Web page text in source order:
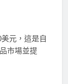
元，這是自
市場並提